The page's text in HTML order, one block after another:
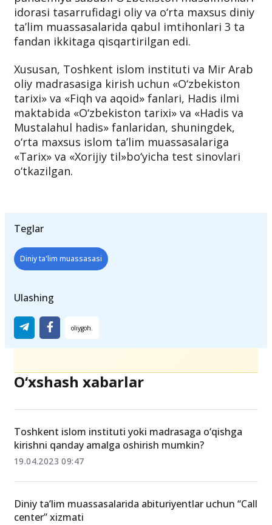
idorasi tasarrufidagi oliy va o‘rta maxsus diniy
ta’lim muassasalarida qabul imtihonlari 3 ta
fandan ikkitaga qisqartirilgan edi.
Xususan, Toshkent islom instituti va Mir Arab
oliy madrasasiga kirish uchun «O‘zbekiston
tarixi» va «Fiqh va aqoid» fanlari, Hadis ilmi
maktabida «O‘zbekiston tarixi» va «Hadis va
Mustalahul hadis» fanlaridan, shuningdek,
o‘rta maxsus islom ta’lim muassasalariga
«Tarix» va «Xorijiy til»bo‘yicha test sinovlari
o‘tkazilgan.
Teglar
Diniy ta'lim muassasasi
Ulashing
O‘xshash xabarlar
Toshkent islom instituti yoki madrasaga o‘qishga
kirishni qanday amalga oshirish mumkin?
19.04.2023 09:47
Diniy ta’lim muassasalarida abituriyentlar uchun “Call
center” xizmati